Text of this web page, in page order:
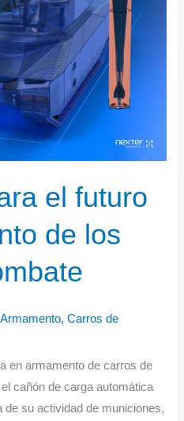
el futuro
de los
Armamento,Carros de
en armamento de carros de
cañón de carga automática
su actividad de municiones,